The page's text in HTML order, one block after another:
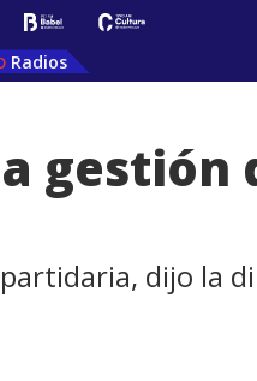
Radios
gestión
dijo la